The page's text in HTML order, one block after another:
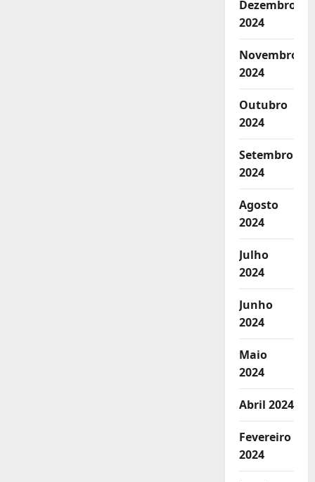
Dezembro
2024
Novembro
2024
Outubro
2024
Setembro
2024
Agosto
2024
Julho
2024
Junho
2024
Maio
2024
Abril 2024
Fevereiro
2024